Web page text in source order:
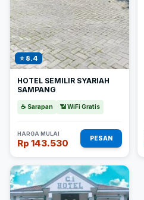
⭐ 8.4
HOTEL SEMILIR SYARIAH
SAMPANG
☕ Sarapan 📶 WiFi Gratis
HARGA MULAI
Rp 143.530 PESAN